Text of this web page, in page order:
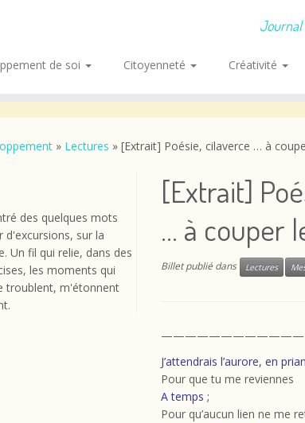
Journal
de soi Citoyenneté Créativité
» Lectures » [Extrait] Poésie, cilaverce … à
des quelques mots
d'excursions, sur la
Un fil qui relie, dans des
les moments qui
troublent, m'étonnent
[Extrait]
… à couper
Billet publié dans Lectures
J’attendrais l’aurore, en
Pour que tu me reviennes
A temps ;
Pour qu’aucun lien ne me